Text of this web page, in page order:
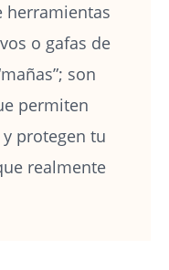
herramientas
o gafas de
son
permiten
protegen tu
realmente